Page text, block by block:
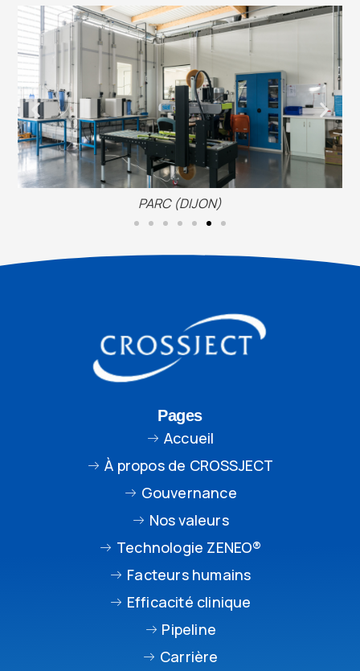
PARC (DIJON)
Pages
Accueil
À propos de CROSSJECT
Gouvernance
Nos valeurs
Technologie ZENEO®
Facteurs humains
Efficacité clinique
Pipeline
Carrière